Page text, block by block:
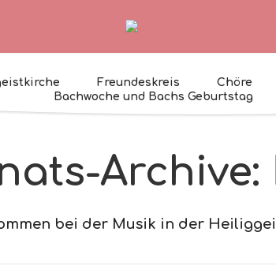
Freundeskreis Chöre
Bachwoche und Bachs Geburtstag
Archive:
bei der Musik in der